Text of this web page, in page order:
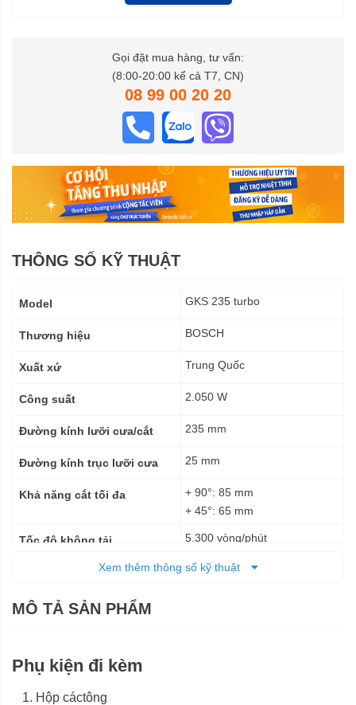
Gọi đặt mua hàng, tư vấn:
(8:00-20:00 kể cả T7, CN)
08 99 00 20 20
THÔNG SỐ KỸ THUẬT
kỹ
Model GKS 235 turbo
Thương hiệu BOSCH
Xuất xứ Trung Quốc
Công suất 2.050 W
Đường kính lưỡi cưa/cắt 235 mm
Đường kính trục lưỡi cưa 25 mm
Khả năng cắt tối đa
+ 90°: 85 mm
+ 45°: 65 mm
Tốc độ không tải 5.300 vòng/phút
Điện
Trọng lượng tịnh
Xem thêm thông số kỹ thuật
MÔ TẢ SẢN PHẨM
Phụ kiện đi kèm
Hộp cáctông